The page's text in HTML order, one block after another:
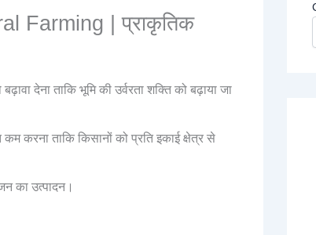
Farming | प्राकृतिक
देना ताकि भूमि की उर्वरता शक्ति को बढ़ाया जा
करना ताकि किसानों को प्रति इकाई क्षेत्र से
का उत्पादन।